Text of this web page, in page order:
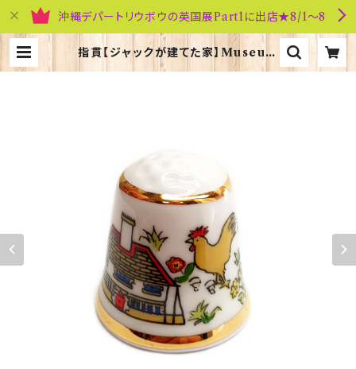
沖縄デパートリウボウの英国展Part1に出店★8/1～8
指貫【ジャックが建てた家】Museum
Collections 90033-CV4 | 英国